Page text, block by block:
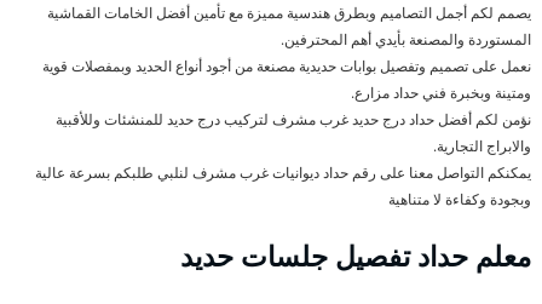
يصمم لكم أجمل التصاميم وبطرق هندسية مميزة مع تأمين أفضل الخامات القماشية
المستوردة والمصنعة بأيدي أهم المحترفين.
نعمل على تصميم وتفصيل بوابات حديدية مصنعة من أجود أنواع الحديد وبمفصلات قوية
ومتينة وبخبرة فني حداد مزارع.
نؤمن لكم أفضل حداد درج حديد غرب مشرف لتركيب درج حديد للمنشئات وللأقبية
والابراج التجارية.
يمكنكم التواصل معنا على رقم حداد ديوانيات غرب مشرف لنلبي طلبكم بسرعة عالية
وبجودة وكفاءة لا متناهية
معلم حداد تفصيل جلسات حديد